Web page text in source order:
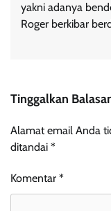
yakni adanya
Roger berkibar
Tinggalkan
Alamat email Anda
ditandai *
Komentar *